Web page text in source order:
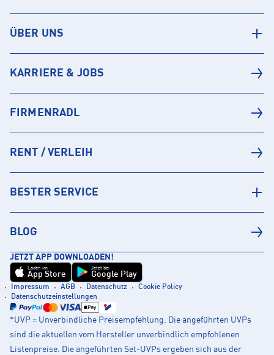
ÜBER UNS
KARRIERE & JOBS
FIRMENRADL
RENT / VERLEIH
BESTER SERVICE
BLOG
JETZT APP DOWNLOADEN!
Laden im
App Store
Jetzt bei
Google Play
Impressum AGB Datenschutz
Cookie Policy
Datenschutzeinstellungen
*UVP = Unverbindliche Preisempfehlung. Die angeführten UVPs
sind die aktuellen vom Hersteller unverbindlich empfohlenen
Listenpreise. Die angeführten Set-UVPs ergeben sich aus der